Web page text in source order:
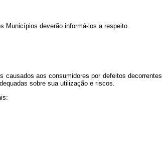
deverão informá-los a respeito.
aos consumidores por defeitos decorrentes
sobre sua utilização e riscos.